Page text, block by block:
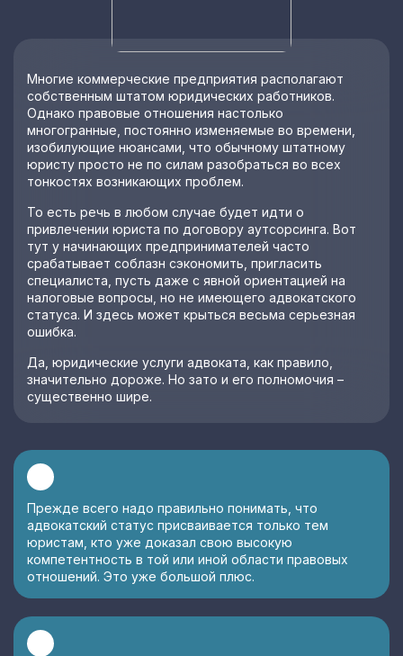
Многие коммерческие предприятия располагают
собственным штатом юридических работников.
Однако правовые отношения настолько
многогранные, постоянно изменяемые во времени,
изобилующие нюансами, что обычному штатному
юристу просто не по силам разобраться во всех
тонкостях возникающих проблем.
То есть речь в любом случае будет идти о
привлечении юриста по договору аутсорсинга. Вот
тут у начинающих предпринимателей часто
срабатывает соблазн сэкономить, пригласить
специалиста, пусть даже с явной ориентацией на
налоговые вопросы, но не имеющего адвокатского
статуса. И здесь может крыться весьма серьезная
ошибка.
Да, юридические услуги адвоката, как правило,
значительно дороже. Но зато и его полномочия –
существенно шире.
Прежде всего надо правильно понимать, что
адвокатский статус присваивается только тем
юристам, кто уже доказал свою высокую
компетентность в той или иной области правовых
отношений. Это уже большой плюс.